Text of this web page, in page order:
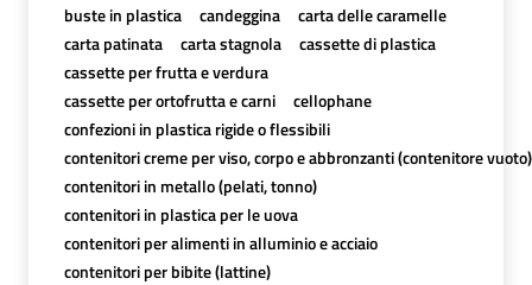
buste in plastica
candeggina
carta delle caramelle
carta patinata
carta stagnola
cassette di plastica
cassette per frutta e verdura
cassette per ortofrutta e carni
cellophane
confezioni in plastica rigide o flessibili
contenitori creme per viso, corpo e abbronzanti (contenitore vuoto)
contenitori in metallo (pelati, tonno)
contenitori in plastica per le uova
contenitori per alimenti in alluminio e acciaio
contenitori per bibite (lattine)